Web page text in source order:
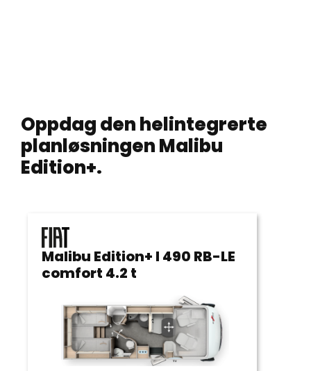
Oppdag den helintegrerte
planløsningen Malibu
Edition+.
Malibu Edition+ I 490 RB-LE
comfort 4.2 t